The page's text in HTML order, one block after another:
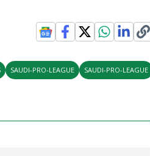
SAUDI-PRO-LEAGUE SAUDI-PRO-LEAGUE